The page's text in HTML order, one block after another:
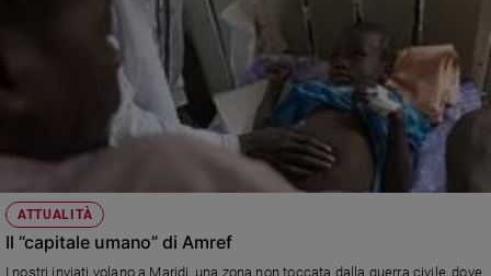
Papa
Papa
ATTUALITÀ
Il “capitale umano” di Amref
I nostri inviati volano a Maridi, una zona non toccata dalla guerra civile, dove